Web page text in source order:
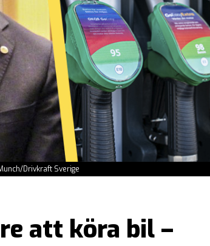
Drivkraft Sverige
att köra bil –